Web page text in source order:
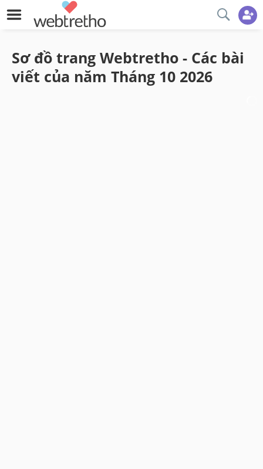
Sơ đồ trang Webtretho - Các bài
viết của năm Tháng 10 2026